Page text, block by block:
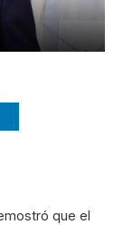
que el